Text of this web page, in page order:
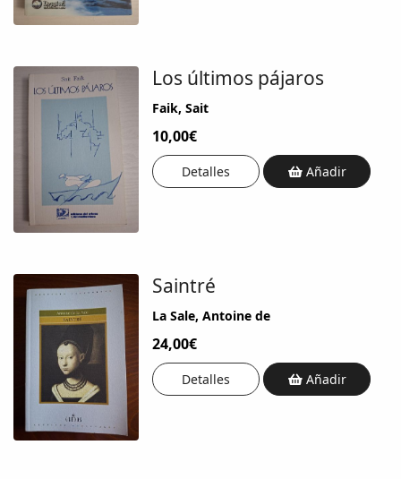
Los últimos pájaros
Faik, Sait
10,00€
Detalles Añadir
Saintré
La Sale, Antoine de
24,00€
Detalles Añadir